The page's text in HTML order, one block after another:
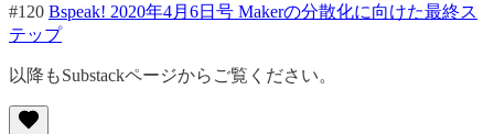
#120 Bspeak! 2020年4月6日号 Makerの分散化に向けた最終ス
テップ
以降もSubstackページからご覧ください。